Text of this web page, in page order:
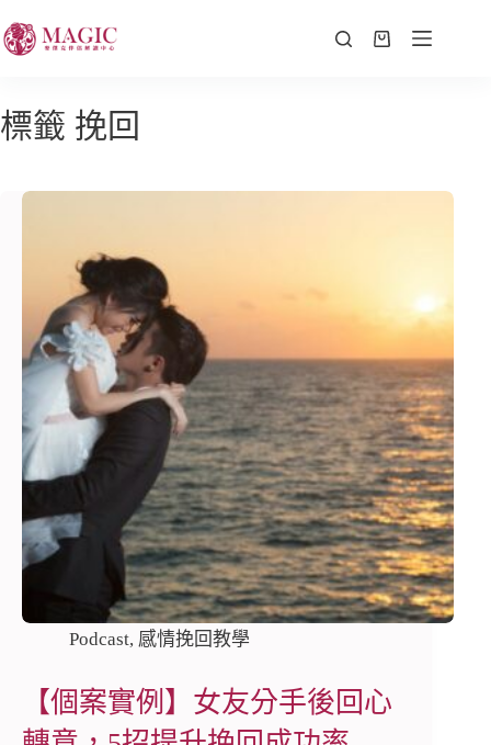
標籤 挽回
Podcast, 感情挽回教學
【個案實例】女友分手後回心